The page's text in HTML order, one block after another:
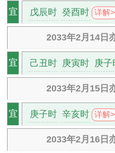
宜 戊辰时 癸酉时 详解>
2033年2月14日
宜 己丑时 庚寅时 庚子
2033年2月15日
宜 庚子时 辛亥时 详解>
2033年2月16日